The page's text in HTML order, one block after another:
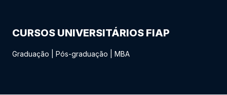
CURSOS UNIVERSITÁRIOS FIAP
Graduação Pós-graduação MBA